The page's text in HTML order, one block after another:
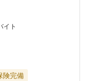
イト
険完備